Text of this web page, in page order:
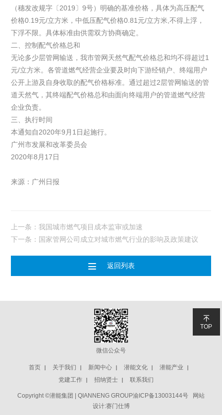
（穗发改规字〔2019〕9号）明确的基准价格，具体为高压配气
价格0.19元/立方米，中低压配气价格0.81元/立方米,不得上浮，
下浮不限。具体标准由供需双方协商确定。
二、控制配气价格总和
无论多少层管网输送，我市管网天然气配气价格总和均不得超过1
元/立方米。各管道燃气经营企业要及时向下游经销户、终端用户
公开上游及自身收取的配气价格标准。通过超过2层管网输送的管
道天然气，其终端配气价格总和由面向终端用户的管道燃气经营
企业负责。
三、执行时间
本通知自2020年9月1日起施行。
广州市发展和改革委员会
2020年8月17日
来源：广州日报
上一条：我国城市燃气项目成本监审或加速
下一条：国家管网公司成立对城市燃气行业的影响及政策建议
 返回列表

TOP
微信公众号
首页 关于我们 新闻中心 潜能文化
潜能产业
党建工作
招纳贤士 联系我们
Copyright ©潜能集团 | QIANNENG GROUP渝ICP备13003144号
网站
设计:赛门仕博